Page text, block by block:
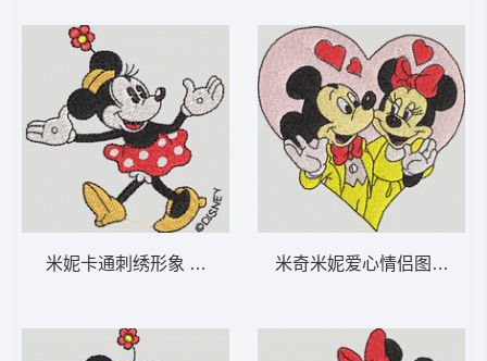
米妮卡通刺绣形象 米妮 53-DST格式米奇米妮爱心情侣图案 米